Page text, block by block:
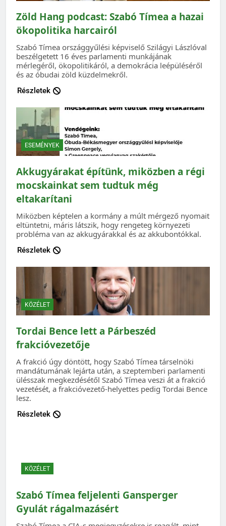
Zöld Hang podcast: Szabó Tímea a hazai
ökopolitika harcairól
Szabó Tímea országgyűlési képviselő Szilágyi Lászlóval
beszélgetett 16 éves parlamenti munkájának
mérlegéről, ökopolitikáról, a demokrácia leépüléséről
és az óbudai zöld küzdelmekről.
Részletek
ESEMÉNYEK
Akkugyárakat építünk, miközben a régi
mocskainkat sem tudtuk még
eltakarítani
Miközben képtelen a kormány a múlt mérgező nyomait
eltüntetni, máris látszik, hogy rengeteg környezeti
probléma van az akkugyárakkal és az akkubontókkal.
Részletek
KÖZÉLET
Tordai Bence lett a Párbeszéd
frakcióvezetője
A frakció úgy döntött, hogy Szabó Tímea társelnöki
mandátumának lejárta után, a szeptemberi parlamenti
ülésszak megkezdésétől Szabó Tímea veszi át a frakció
vezetését, a frakcióvezető-helyettes pedig Tordai Bence
lesz.
Részletek
KÖZÉLET
Szabó Tímea feljelenti Gansperger
Gyulát rágalmazásért